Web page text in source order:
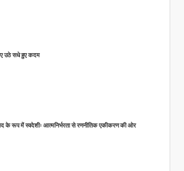
उठे सधे हुए कदम
के रूप में स्वदेशीः आत्मनिर्भरता से रणनीतिक एकीकरण की ओर